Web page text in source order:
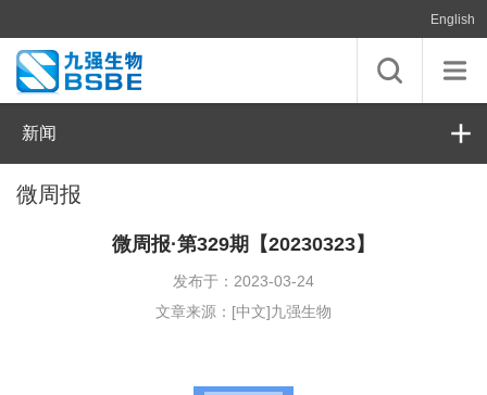
English
新闻
微周报
微周报·第329期【20230323】
发布于：2023-03-24
文章来源：[中文]九强生物